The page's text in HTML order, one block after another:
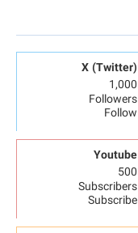
X (Twitter)
1,000
Followers
Follow
Youtube
500
Subscribers
Subscribe